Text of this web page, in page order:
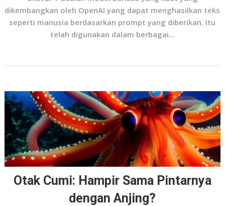
dikembangkan oleh OpenAI yang dapat menghasilkan teks
seperti manusia berdasarkan prompt yang diberikan. Itu
telah digunakan dalam berbagai...
Otak Cumi: Hampir Sama Pintarnya
dengan Anjing?